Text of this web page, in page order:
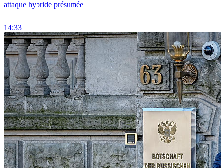
attaque hybride présumée
14:33